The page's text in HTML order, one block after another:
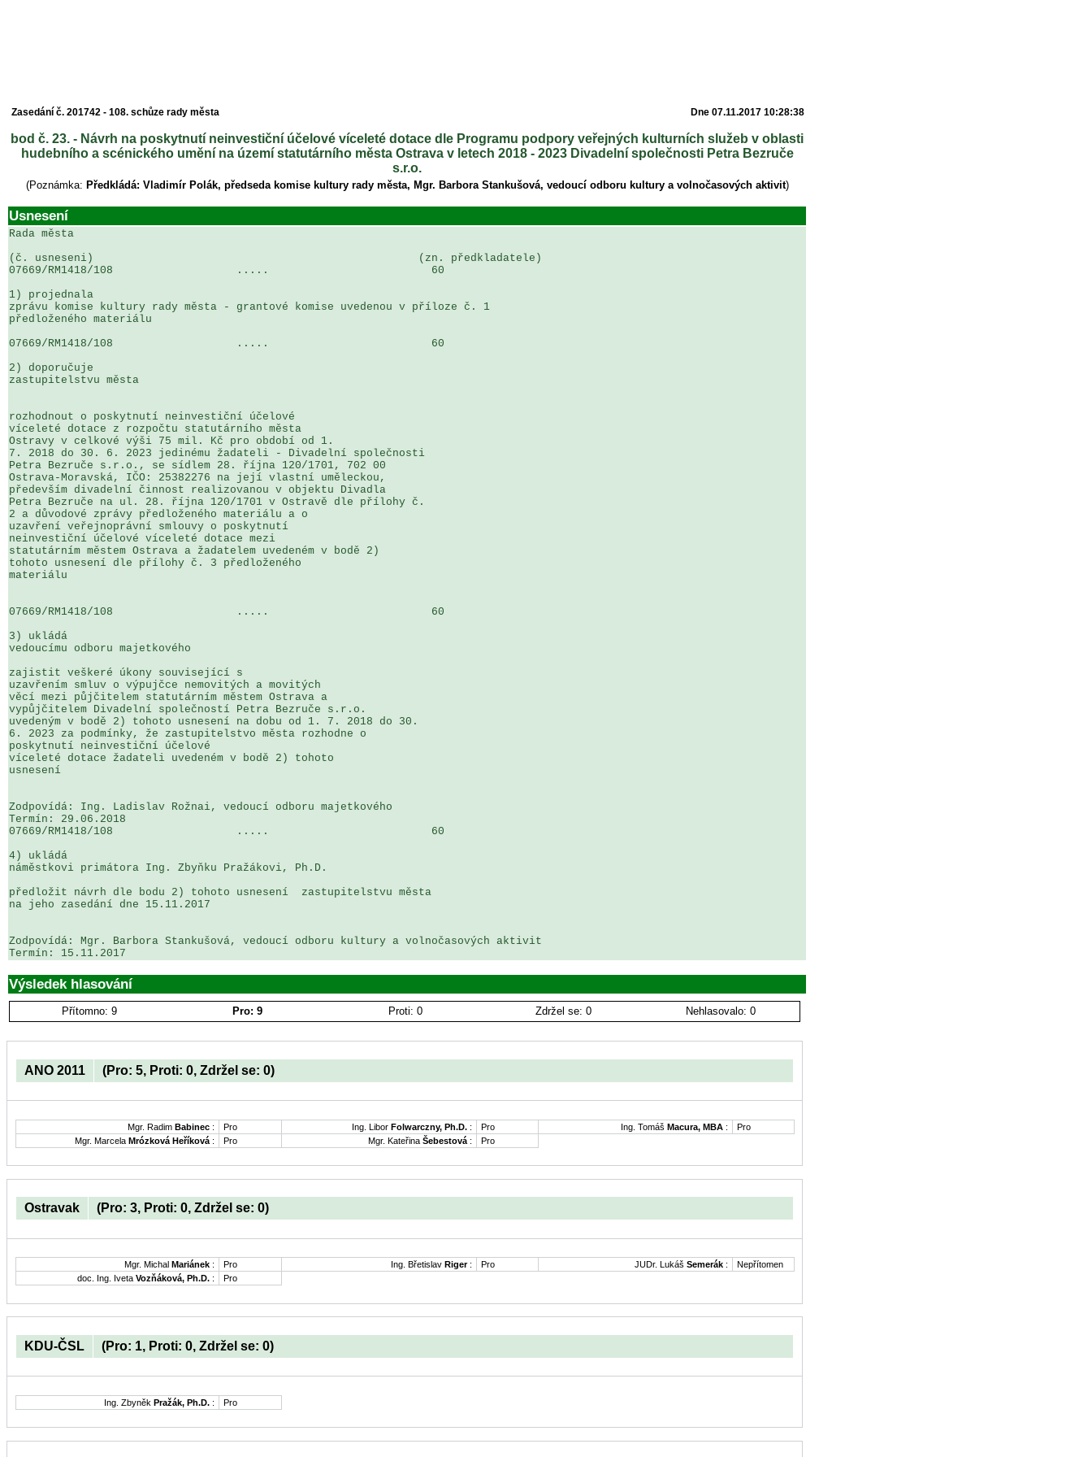
Zasedání č. 201742 - 108. schůze rady města Dne 07.11.2017 10:28:38
bod č. 23. - Návrh na poskytnutí neinvestiční účelové víceleté dotace dle Programu podpory veřejných kulturních služeb v oblasti
hudebního a scénického umění na území statutárního města Ostrava v letech 2018 - 2023 Divadelní společnosti Petra Bezruče
s.r.o.
(Poznámka: Předkládá: Vladimír Polák, předseda komise kultury rady města, Mgr. Barbora Stankušová, vedoucí odboru kultury a volnočasových aktivit)
Usnesení
Rada města
(č. usneseni)                                                  (zn. předkladatele)
07669/RM1418/108                   .....                         60
1) projednala
zprávu komise kultury rady města - grantové komise uvedenou v příloze č. 1
předloženého materiálu
07669/RM1418/108                   .....                         60
2) doporučuje
zastupitelstvu města
rozhodnout o poskytnutí neinvestiční účelové
víceleté dotace z rozpočtu statutárního města
Ostravy v celkové výši 75 mil. Kč pro období od 1.
7. 2018 do 30. 6. 2023 jedinému žadateli - Divadelní společnosti
Petra Bezruče s.r.o., se sídlem 28. října 120/1701, 702 00
Ostrava-Moravská, IČO: 25382276 na její vlastní uměleckou,
především divadelní činnost realizovanou v objektu Divadla
Petra Bezruče na ul. 28. října 120/1701 v Ostravě dle přílohy č.
2 a důvodové zprávy předloženého materiálu a o
uzavření veřejnoprávní smlouvy o poskytnutí
neinvestiční účelové víceleté dotace mezi
statutárním městem Ostrava a žadatelem uvedeném v bodě 2)
tohoto usnesení dle přílohy č. 3 předloženého
materiálu
07669/RM1418/108                   .....                         60
3) ukládá
vedoucímu odboru majetkového
zajistit veškeré úkony související s
uzavřením smluv o výpujčce nemovitých a movitých
věcí mezi půjčitelem statutárním městem Ostrava a
vypůjčitelem Divadelní společností Petra Bezruče s.r.o.
uvedeným v bodě 2) tohoto usnesení na dobu od 1. 7. 2018 do 30.
6. 2023 za podmínky, že zastupitelstvo města rozhodne o
poskytnutí neinvestiční účelové
víceleté dotace žadateli uvedeném v bodě 2) tohoto
usnesení
Zodpovídá: Ing. Ladislav Rožnai, vedoucí odboru majetkového
Termín: 29.06.2018
07669/RM1418/108                   .....                         60
4) ukládá
náměstkovi primátora Ing. Zbyňku Pražákovi, Ph.D.
předložit návrh dle bodu 2) tohoto usnesení  zastupitelstvu města
na jeho zasedání dne 15.11.2017
Zodpovídá: Mgr. Barbora Stankušová, vedoucí odboru kultury a volnočasových aktivit
Výsledek hlasování
Přítomno: 9 Pro: 9 Proti: 0 Zdržel se: 0 Nehlasovalo: 0
ANO 2011 (Pro: 5, Proti: 0, Zdržel se: 0)
Mgr. Radim Babinec : Pro Ing. Libor Folwarczny, Ph.D. : Pro Ing. Tomáš Macura, MBA :
Pro
Mgr. Marcela Mrózková Heříková : Pro Mgr. Kateřina Šebestová : Pro
Ostravak (Pro: 3, Proti: 0, Zdržel se: 0)
Mgr. Michal Mariánek : Pro Ing. Břetislav Riger: Pro JUDr. Lukáš Semerák :
Nepřítomen
doc. Ing. Iveta Vozňáková, Ph.D. : Pro
KDU-ČSL (Pro: 1, Proti: 0, Zdržel se: 0)
Ing. Zbyněk Pražák, Ph.D. : Pro